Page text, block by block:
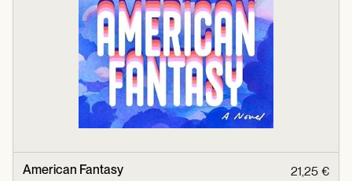
American Fantasy 21,25 €